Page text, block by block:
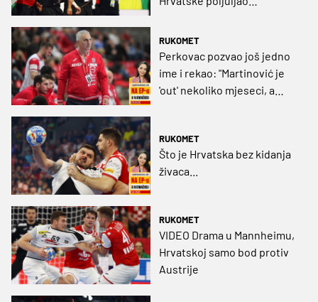
RUKOMET
Perkovac pozvao još jedno
ime i rekao: "Martinović je
'out' nekoliko mjeseci, a
RUKOMET
Što je Hrvatska bez kidanja
živaca...
RUKOMET
VIDEO Drama u Mannheimu,
Hrvatskoj samo bod protiv
Austrije